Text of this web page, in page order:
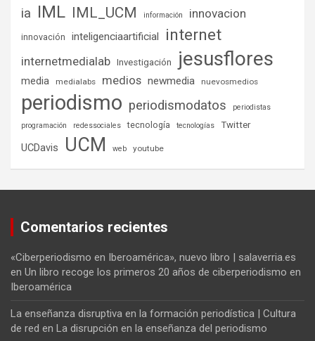
ia IML IML_UCM información innovacion
innovación inteligenciaartificial internet
internetmedialab Investigación jesusflores
media medialabs medios newmedia nuevosmedios
periodismo periodismodatos
periodistas
programación
redessociales tecnología tecnologías Twitter
UCDavis UCM web youtube
Comentarios recientes
«Ciberperiodismo en Iberoamérica», nuevo libro | salaverria.es
en Un libro recoge los primeros 20 años de ciberperiodismo en
Iberoamérica
La enseñanza disruptiva en la formación periodística | Cultura
de red en La disrupción en la enseñanza del periodismo